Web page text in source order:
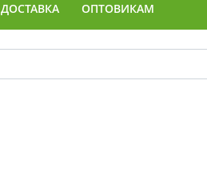
ДОСТАВКА ОПТОВИКАМ